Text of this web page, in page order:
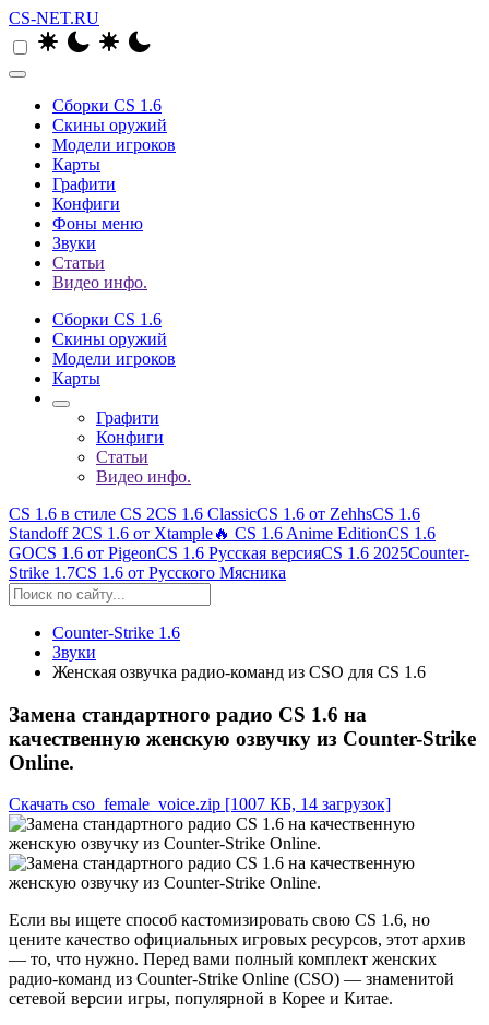
CS-NET.RU
Сборки CS 1.6
Скины оружий
Модели игроков
Карты
Графити
Конфиги
Фоны меню
Звуки
Статьи
Видео инфо.
Сборки CS 1.6
Скины оружий
Модели игроков
Карты
Графити
Конфиги
Статьи
Видео инфо.
CS 1.6 в стиле CS 2CS 1.6 ClassicCS 1.6 от ZehhsCS 1.6
Standoff 2CS 1.6 от Xtample🔥 CS 1.6 Anime EditionCS 1.6
GOCS 1.6 от PigeonCS 1.6 Русская версияCS 1.6 2025Counter-
Strike 1.7CS 1.6 от Русского Мясника
Counter-Strike 1.6
Звуки
Женская озвучка радио-команд из CSO для CS 1.6
Замена стандартного радио CS 1.6 на
качественную женскую озвучку из Counter-Strike
Online.
Скачать cso_female_voice.zip [1007 КБ, 14 загрузок]
Если вы ищете способ кастомизировать свою CS 1.6, но
цените качество официальных игровых ресурсов, этот архив
— то, что нужно. Перед вами полный комплект женских
радио-команд из Counter-Strike Online (CSO) — знаменитой
сетевой версии игры, популярной в Корее и Китае.